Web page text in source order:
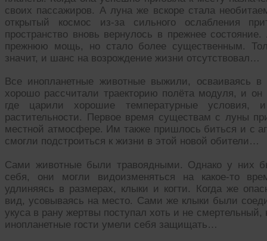
своих пассажиров. А луна же вскоре стала
открытый космос из-за сильного ослабления
пространство вновь вернулось в прежнее
прежнюю мощь, но стало более существенным.
значит, и шанс на возрождение жизни отсутствовал…
Все инопланетные животные выжили, осваиваясь
хорошо рассчитали траекторию полёта модуля, и
где царили хорошие температурные
растительности. Первое время существам с луны
местной атмосфере. Им также пришлось биться и с
смогли подстроиться к жизни в этой новой обители…
Сами животные были травоядными. Однако у них
себя, они могли видоизменяться на какое-то
удлиняясь в размерах, клыки и когти. Когда же
вид, усовываясь на место. Сами же клыки были
укуса в рану жертвы поступал хоть и не
инопланетные гости умели себя защищать…